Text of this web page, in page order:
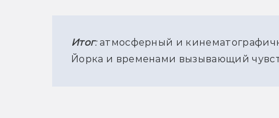
Итог: атмосферный и
Йорка и временами вызывающий